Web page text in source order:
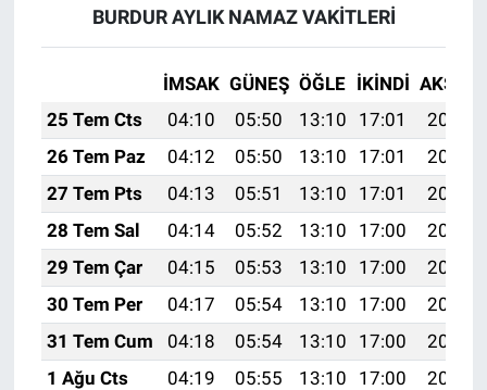
BURDUR AYLIK NAMAZ VAKITLERI
İMSAK GÜNEŞ ÖĞLE İKINDI AKŞAM
25 Tem Cts
04:10 05:50 13:10 17:01
20:21
26 Tem Paz
04:12 05:50 13:10 17:01
20:21
27 Tem Pts
04:13 05:51 13:10 17:01
20:20
28 Tem Sal
04:14 05:52 13:10 17:00
20:19
29 Tem Çar
04:15 05:53 13:10 17:00
20:18
30 Tem Per
04:17 05:54 13:10 17:00
20:17
31 Tem Cum
04:18 05:54 13:10 17:00
20:16
1 Ağu Cts
04:19 05:55 13:10 17:00
20:15